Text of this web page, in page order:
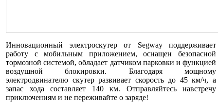
Инновационный электроскутер от Segway поддерживает
работу с мобильным приложением, оснащен безопасной
тормозной системой, обладает датчиком парковки и функцией
воздушной блокировки. Благодаря мощному
электродвинателю скутер развивает скорость до 45 км/ч, а
запас хода составляет 140 км. Отправляйтесь навстречу
приключениям и не переживайте о заряде!